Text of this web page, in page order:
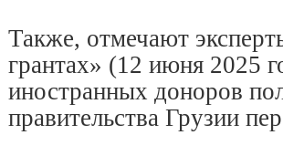
Также, отмечают
грантах» (12 июня 2025
иностранных доноров
правительства Грузии